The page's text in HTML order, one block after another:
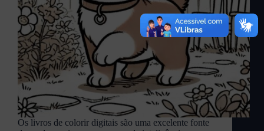
Os livros de colorir digitais são uma excelente fonte